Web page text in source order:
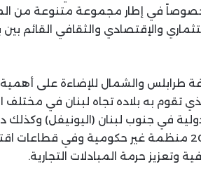
خصوصاً في إطار مجموعة متنوعة من
والإقتصادي والثقافي القائم
طرابلس والشمال للإضاءة على
الذي تقوم به بلاده تجاه لبنان في مختلف
في جنوب لبنان (اليونيفل) وكذلك
المجالات الإجتماعية من خلال دعمها لما يقارب 20 منظمة غير حكومية
وتعزيز حرمة المبادلات التجارية.